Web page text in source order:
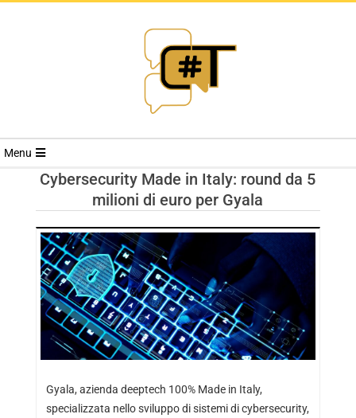
RIVISTA
TRENDS
Menu
Cybersecurity Made in Italy: round da 5
milioni di euro per Gyala
Gyala, azienda deeptech 100% Made in Italy,
specializzata nello sviluppo di sistemi di cybersecurity,